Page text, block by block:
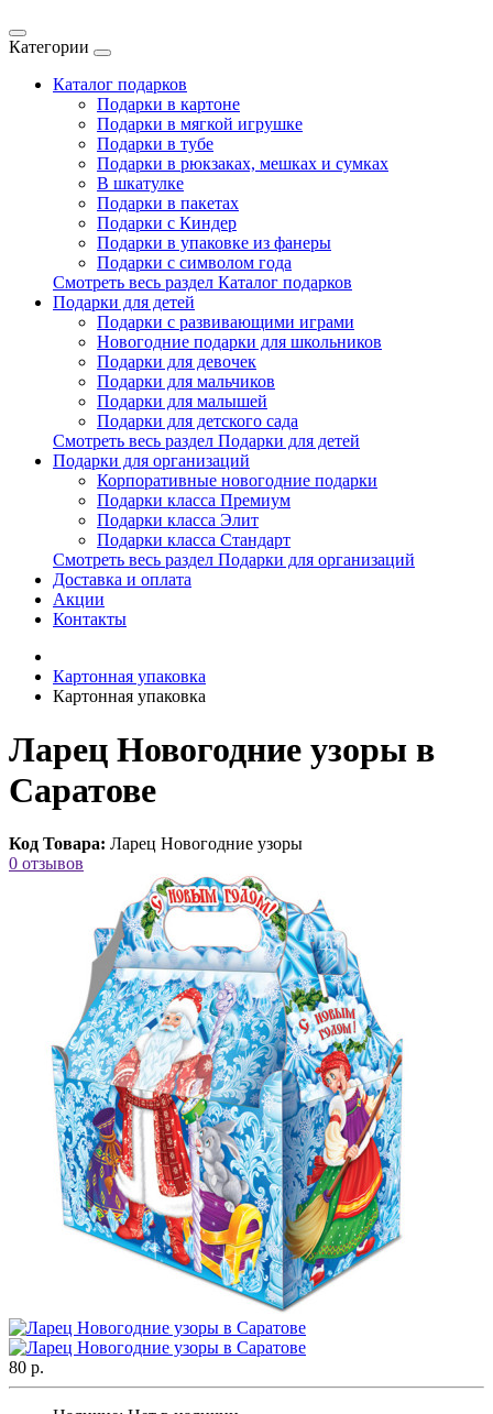
Категории
Каталог подарков
Подарки в картоне
Подарки в мягкой игрушке
Подарки в тубе
Подарки в рюкзаках, мешках и сумках
В шкатулке
Подарки в пакетах
Подарки с Киндер
Подарки в упаковке из фанеры
Подарки с символом года
Смотреть весь раздел Каталог подарков
Подарки для детей
Подарки с развивающими играми
Новогодние подарки для школьников
Подарки для девочек
Подарки для мальчиков
Подарки для малышей
Подарки для детского сада
Смотреть весь раздел Подарки для детей
Подарки для организаций
Корпоративные новогодние подарки
Подарки класса Премиум
Подарки класса Элит
Подарки класса Стандарт
Смотреть весь раздел Подарки для организаций
Доставка и оплата
Акции
Контакты
Картонная упаковка
Картонная упаковка
Ларец Новогодние узоры в
Саратове
Код Товара: Ларец Новогодние узоры
0 отзывов
80 р.